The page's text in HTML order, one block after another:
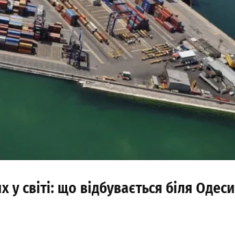
світі: що відбувається біля Одеси